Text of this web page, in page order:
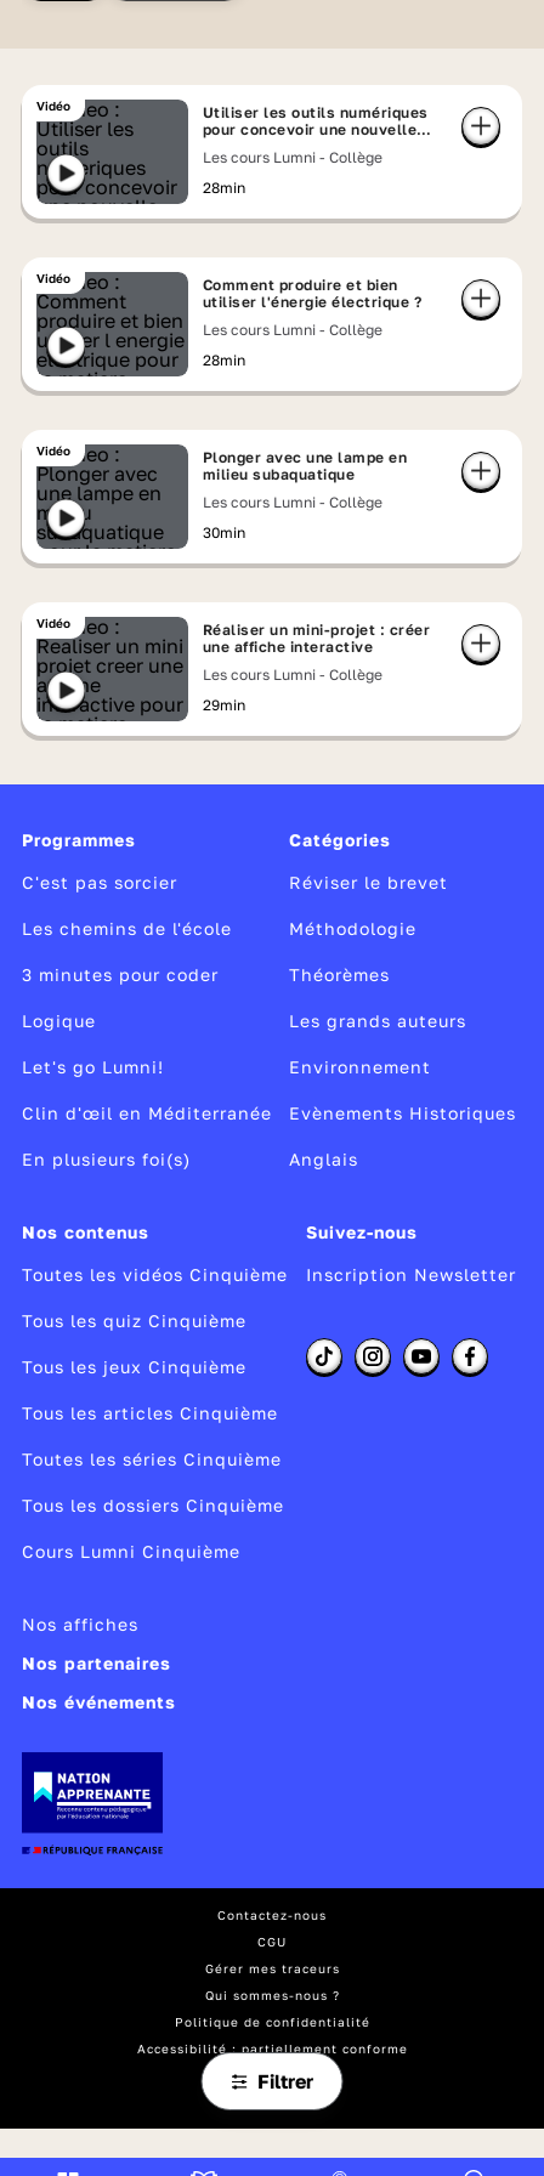
Filtrer
Vidéo
Utiliser les outils numériques
pour concevoir une nouvelle
Les cours Lumni - Collège
28min
Vidéo
Comment produire et bien
utiliser l'énergie électrique ?
Les cours Lumni - Collège
28min
Vidéo
Plonger avec une lampe en
milieu subaquatique
Les cours Lumni - Collège
30min
Vidéo
Réaliser un mini-projet : créer
une affiche interactive
Les cours Lumni - Collège
29min
Programmes
C'est pas sorcier
Les chemins de l'école
3 minutes pour coder
Logique
Let's go Lumni!
Clin d'œil en Méditerranée
En plusieurs foi(s)
Catégories
Réviser le brevet
Méthodologie
Théorèmes
Les grands auteurs
Environnement
Evènements Historiques
Anglais
Nos contenus
Toutes les vidéos Cinquième
Tous les quiz Cinquième
Tous les jeux Cinquième
Tous les articles Cinquième
Toutes les séries Cinquième
Tous les dossiers Cinquième
Cours Lumni Cinquième
Suivez-nous
Inscription Newsletter
Nos affiches
Nos partenaires
Nos événements
Contactez-nous
CGU
Gérer mes traceurs
Qui sommes-nous ?
Politique de confidentialité
Accessibilité : partiellement conforme
Mentions légales